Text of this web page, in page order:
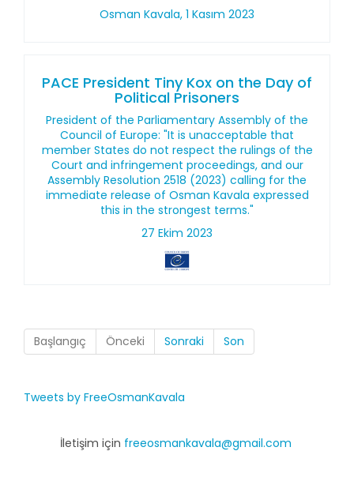
Osman Kavala, 1 Kasım 2023
PACE President Tiny Kox on the Day of
Political Prisoners
President of the Parliamentary Assembly of the
Council of Europe: "It is unacceptable that
member States do not respect the rulings of the
Court and infringement proceedings, and our
Assembly Resolution 2518 (2023) calling for the
immediate release of Osman Kavala expressed
this in the strongest terms."
27 Ekim 2023
Başlangıç Önceki Sonraki Son
Tweets by FreeOsmanKavala
İletişim için freeosmankavala@gmail.com